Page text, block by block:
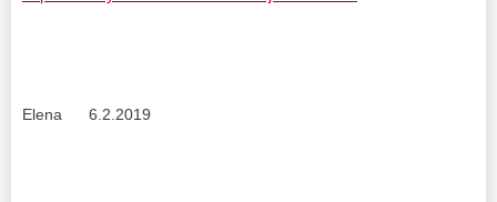
Elena 6.2.2019